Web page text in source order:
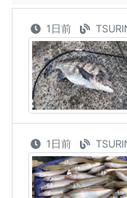
1日前
1日前